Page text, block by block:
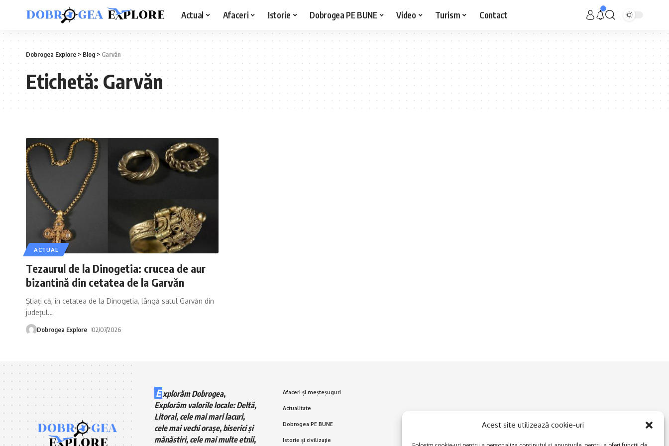
Acest site utilizează cookie-uri
Actual Afaceri Istorie Dobrogea PE BUNE Video Turism Contact
Dobrogea Explore> Blog >Garvăn
Etichetă:Garvăn
ACTUAL
Tezaurul de la Dinogetia: crucea de aur
bizantină din cetatea de la Garvăn
Știați că, în cetatea de la Dinogetia, lângă satul Garvăn din
județul…
Dobrogea Explore 02/07/2026
E xplorăm Dobrogea,
Explorăm valorile locale: Deltă,
Litoral, cele mai mari lacuri,
cele mai vechi orașe, biserici și
mănăstiri, cele mai multe etnii,
Afaceri și meșteșuguri
Actualitate
Dobrogea PE BUNE
Istorie și civilizaţie